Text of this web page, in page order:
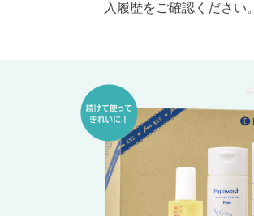
入履歴をご確認ください。